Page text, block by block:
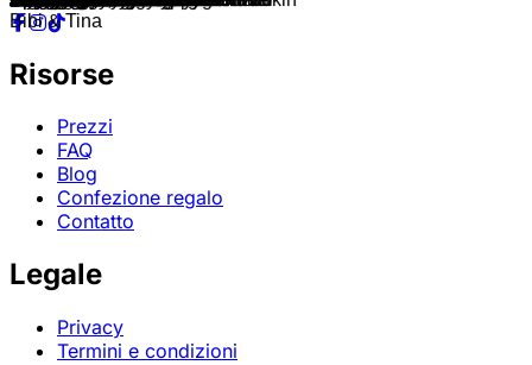
Bibi & Tina
Risorse
Prezzi
FAQ
Blog
Confezione regalo
Contatto
Legale
Privacy
Termini e condizioni